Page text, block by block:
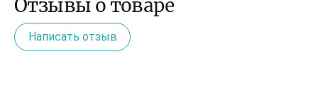
Отзывы о товаре
Написать отзыв